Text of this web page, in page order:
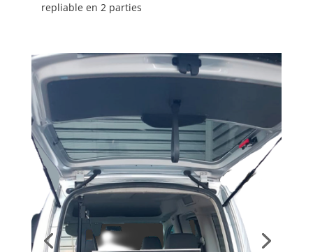
repliable en 2 parties